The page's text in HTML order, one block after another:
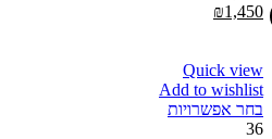
₪1,450
Quick view
Add to wishlist
בחר אפשרויות
36